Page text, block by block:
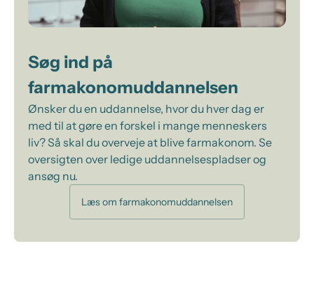
Søg ind på
farmakonomuddannelsen
Ønsker du en uddannelse, hvor du hver dag er
med til at gøre en forskel i mange menneskers
liv? Så skal du overveje at blive farmakonom. Se
oversigten over ledige uddannelsespladser og
ansøg nu.
Læs om farmakonomuddannelsen